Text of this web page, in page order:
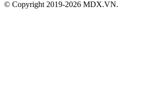
© Copyright 2019-2026 MDX.VN.